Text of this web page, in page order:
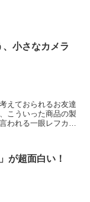
小さなカメラ
えておられるお友達
こういった商品の製
われる一眼レフカメ
が超面白い！